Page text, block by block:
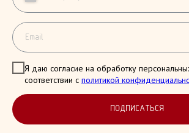
Я даю согласие на обработку
соответствии с политикой
ПОДПИСАТЬСЯ